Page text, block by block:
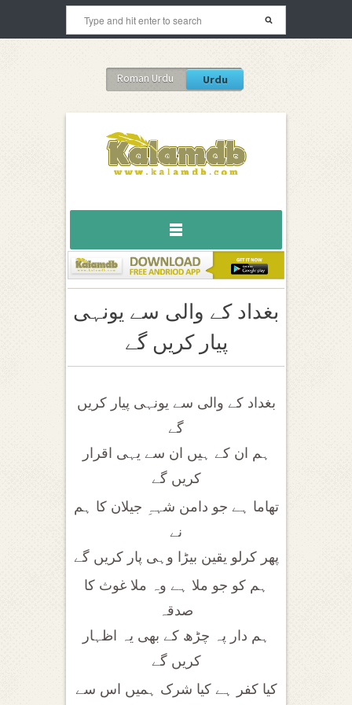
Roman Urdu Urdu
بغداد کے والی سے یونہی
پیار کریں گے
بغداد کے والی سے یونہی پیار کریں
گے
ہم ان کے ہیں ان سے یہی اقرار
کریں گے
تھاما ہے جو دامن شہہِ جیلان کا ہم
نے
پھر کرلو یقین بیڑا وہی پار کریں گے
ہم کو جو ملا ہے وہ ملا غوث کا
صدقہ
ہم دار پہ چڑھ کے بھی یہ اظہار
کریں گے
کیا کفر ہے کیا شرک ہمیں اس سے